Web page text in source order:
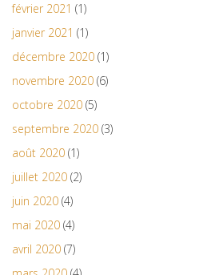
février 2021 (1)
janvier 2021 (1)
décembre 2020 (1)
novembre 2020 (6)
octobre 2020 (5)
septembre 2020 (3)
août 2020 (1)
juillet 2020 (2)
juin 2020 (4)
mai 2020 (4)
avril 2020 (7)